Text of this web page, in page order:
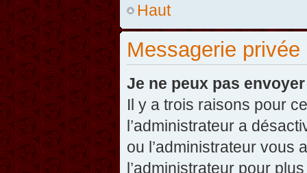
Haut
Messagerie privée
Je ne peux pas
Il y a trois raisons pour
l’administrateur a
ou l’administrateur vous
l’administrateur pour